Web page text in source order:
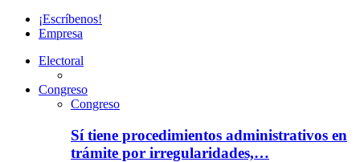
¡Escríbenos!
Empresa
Electoral
Congreso
Congreso
Sí tiene procedimientos administrativos en
trámite por irregularidades,…